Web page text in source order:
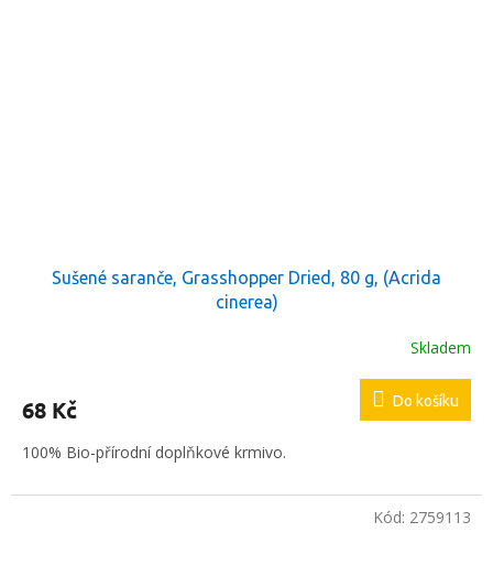
Sušené saranče, Grasshopper Dried, 80 g, (Acrida
cinerea)
Skladem
68 Kč Do košíku
100% Bio-přírodní doplňkové krmivo.
Kód: 2759113